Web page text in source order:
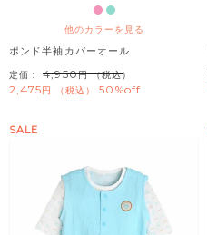
他のカラーを見る
ポンド半袖カバーオール
定価： 4,950 （税込）
2,475 税込 50%off
SALE